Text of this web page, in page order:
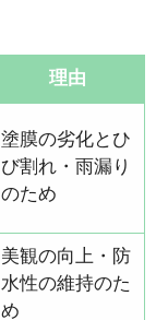
理由
塗膜の劣化とひ
び割れ・雨漏り
のため
美観の向上・防
水性の維持のた
め